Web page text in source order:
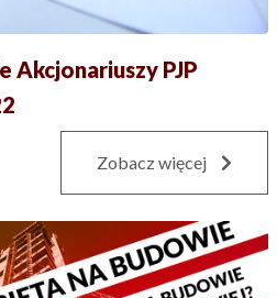
Akcjonariuszy PJP
Zobacz więcej